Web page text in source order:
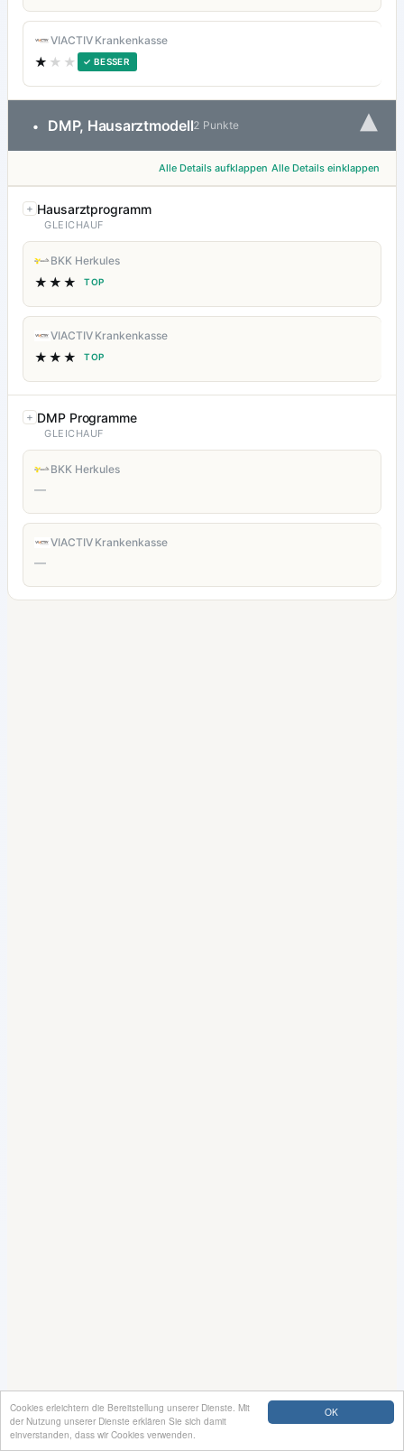
OK
Cookies erleichtern die Bereitstellung unserer Dienste. Mit
der Nutzung unserer Dienste erklären Sie sich damit
einverstanden, dass wir Cookies verwenden.
VIACTIV Krankenkasse
★ ★★ ✓ BESSER
• DMP, Hausarztmodell2 Punkte ▾
Alle Details aufklappen Alle Details einklappen
Hausarztprogramm
GLEICHAUF
BKK Herkules
★★★ TOP
VIACTIV Krankenkasse
★★★ TOP
DMP Programme
GLEICHAUF
BKK Herkules
—
VIACTIV Krankenkasse
—